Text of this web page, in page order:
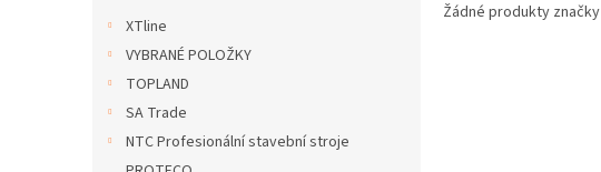
XTline
VYBRANÉ POLOŽKY
TOPLAND
SA Trade
NTC Profesionální stavební stroje
Žádné produkty značky